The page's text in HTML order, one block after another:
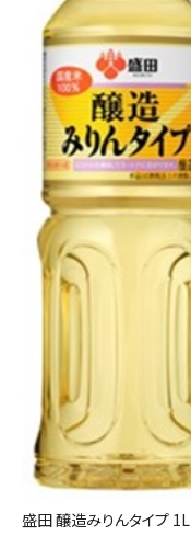
盛田 醸造みりんタイプ 1L